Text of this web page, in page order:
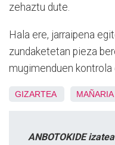
zehaztu dute.
Hala ere, jarraipena
zundaketetan pieza
mugimenduen kontrola
GIZARTEA MAÑARIA
ANBOTOKIDE